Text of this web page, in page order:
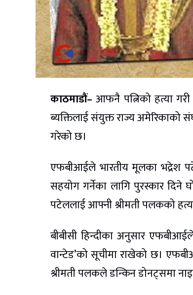
काठमाडौं– आफनै पत्निको हत्या
ब्यक्तिलाई संयुक्त राज्य अमेरिकाको
गरेको छ।
एफबीआईले भारतीय मूलका भद्रेश
सहयोग गर्नेका लागि पुरस्कार दिने
पटेललाई आफ्नी श्रीमती पलकको
बीबीसी हिन्दीका अनुसार
वान्टेड’को सूचीमा राखेको छ।
श्रीमती पलकले डन्किन डोनट्समा